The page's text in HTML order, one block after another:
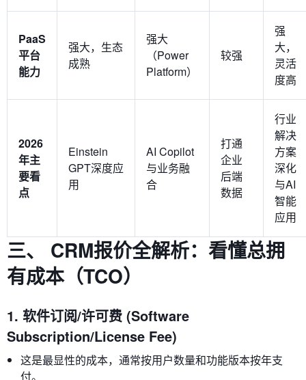
PaaS
平台
能力
强大，生态
成熟
强大
（Power
Platform）
较强
强
大，
灵活
度高
2026
年主
要看
点
Einstein
GPT深度应
用
AI Copilot
与业务融
合
打通
企业
后端
数据
行业
解决
方案
深化
与AI
智能
应用
三、 CRM报价全解析：看懂总拥
有成本（TCO）
1. 软件订阅/许可费 (Software
Subscription/License Fee)
这是最显性的成本，通常按用户数量和功能版本按年支
付。